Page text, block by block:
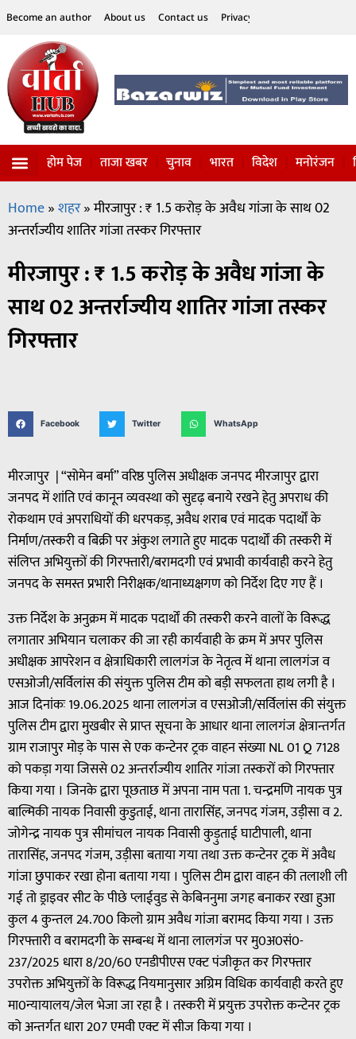
Become an author About us Contact us Privacy Policy
होम पेज ताजा खबर चुनाव भारत विदेश मनोरंजन
Home»शहर»मीरजापुर : ₹ 1.5 करोड़ के अवैध गांजा के साथ 02
अन्तर्राज्यीय शातिर गांजा तस्कर गिरफ्तार
मीरजापुर : ₹ 1.5 करोड़ के अवैध गांजा के
साथ 02 अन्तर्राज्यीय शातिर गांजा तस्कर
गिरफ्तार
Facebook Twitter WhatsApp
मीरजापुर | “सोमेन बर्मा” वरिष्ठ पुलिस अधीक्षक जनपद मीरजापुर द्वारा
जनपद में शांति एवं कानून व्यवस्था को सुदृढ़ बनाये रखने हेतु अपराध की
रोकथाम एवं अपराधियों की धरपकड़, अवैध शराब एवं मादक पदार्थों के
निर्माण/तस्करी व बिक्री पर अंकुश लगाते हुए मादक पदार्थों की तस्करी में
संलिप्त अभियुक्तों की गिरफ्तारी/बरामदगी एवं प्रभावी कार्यवाही करने हेतु
जनपद के समस्त प्रभारी निरीक्षक/थानाध्यक्षगण को निर्देश दिए गए हैं ।
उक्त निर्देश के अनुक्रम में मादक पदार्थों की तस्करी करने वालों के विरूद्ध
लगातार अभियान चलाकर की जा रही कार्यवाही के क्रम में अपर पुलिस
अधीक्षक आपरेशन व क्षेत्राधिकारी लालगंज के नेतृत्व में थाना लालगंज व
एसओजी/सर्विलांस की संयुक्त पुलिस टीम को बड़ी सफलता हाथ लगी है ।
आज दिनांकः 19.06.2025 थाना लालगंज व एसओजी/सर्विलांस की संयुक्त
पुलिस टीम द्वारा मुखबीर से प्राप्त सूचना के आधार थाना लालगंज क्षेत्रान्तर्गत
ग्राम राजापुर मोड़ के पास से एक कन्टेनर ट्रक वाहन संख्या NL 01 Q 7128
को पकड़ा गया जिससे 02 अन्तर्राज्यीय शातिर गांजा तस्करों को गिरफ्तार
किया गया । जिनके द्वारा पूछताछ में अपना नाम पता 1. चन्द्रमणि नायक पुत्र
बाल्मिकी नायक निवासी कुडुताई, थाना तारासिंह, जनपद गंजम, उड़ीसा व 2.
जोगेन्द्र नायक पुत्र सीमांचल नायक निवासी कुड़ुताई घाटीपाली, थाना
तारासिंह, जनपद गंजम, उड़ीसा बताया गया तथा उक्त कन्टेनर ट्रक में अवैध
गांजा छुपाकर रखा होना बताया गया । पुलिस टीम द्वारा वाहन की तलाशी ली
गई तो ड्राइवर सीट के पीछे प्लाईवुड से केबिननुमा जगह बनाकर रखा हुआ
कुल 4 कुन्तल 24.700 किलो ग्राम अवैध गांजा बरामद किया गया । उक्त
गिरफ्तारी व बरामदगी के सम्बन्ध में थाना लालगंज पर मु0अ0सं0-
237/2025 धारा 8/20/60 एनडीपीएस एक्ट पंजीकृत कर गिरफ्तार
उपरोक्त अभियुक्तों के विरूद्ध नियमानुसार अग्रिम विधिक कार्यवाही करते हुए
मा0न्यायालय/जेल भेजा जा रहा है । तस्करी में प्रयुक्त उपरोक्त कन्टेनर ट्रक
को अन्तर्गत धारा 207 एमवी एक्ट में सीज किया गया ।